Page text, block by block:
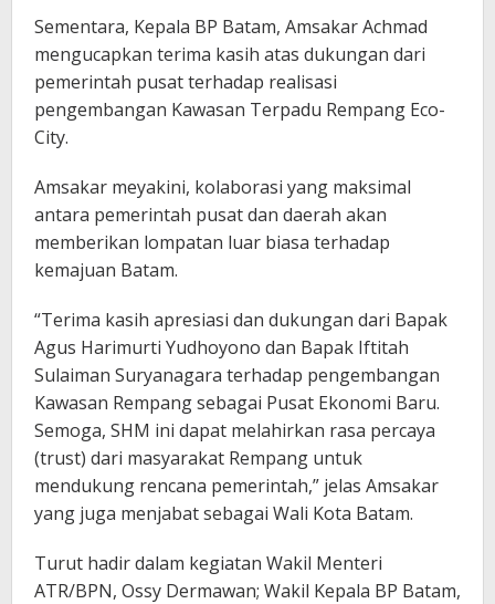
Sementara, Kepala BP Batam, Amsakar Achmad
mengucapkan terima kasih atas dukungan dari
pemerintah pusat terhadap realisasi
pengembangan Kawasan Terpadu Rempang Eco-
City.
Amsakar meyakini, kolaborasi yang maksimal
antara pemerintah pusat dan daerah akan
memberikan lompatan luar biasa terhadap
kemajuan Batam.
“Terima kasih apresiasi dan dukungan dari Bapak
Agus Harimurti Yudhoyono dan Bapak Iftitah
Sulaiman Suryanagara terhadap pengembangan
Kawasan Rempang sebagai Pusat Ekonomi Baru.
Semoga, SHM ini dapat melahirkan rasa percaya
(trust) dari masyarakat Rempang untuk
mendukung rencana pemerintah,” jelas Amsakar
yang juga menjabat sebagai Wali Kota Batam.
Turut hadir dalam kegiatan Wakil Menteri
ATR/BPN, Ossy Dermawan; Wakil Kepala BP Batam,